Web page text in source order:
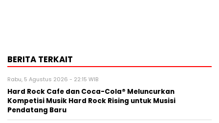
BERITA TERKAIT
Rabu, 5 Agustus 2026 - 22:15 WIB
Hard Rock Cafe dan Coca-Cola® Meluncurkan
Kompetisi Musik Hard Rock Rising untuk Musisi
Pendatang Baru